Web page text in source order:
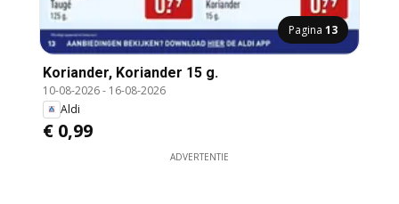
Pagina 13
Koriander, Koriander 15 g.
10-08-2026- 16-08-2026
Aldi
€ 0,99
ADVERTENTIE